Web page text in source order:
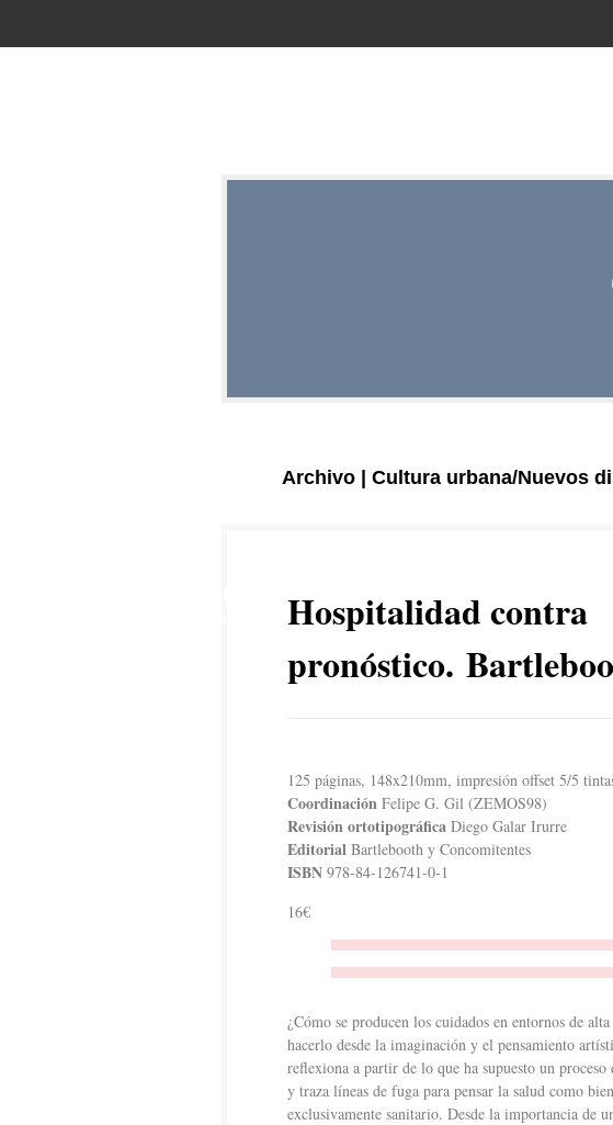
Archivo | Cultura urbana/Nuevos
Hospitalidad contra
pronóstico.
125 páginas, 148x210mm, impresión offset 5/5
Coordinación Felipe G. Gil (ZEMOS98)
Revisión ortotipográfica Diego Galar Irurre
Editorial Bartlebooth y Concomitentes
ISBN 978-84-126741-0-1
16€
¿Cómo se producen los cuidados en entornos de
hacerlo desde la imaginación y el pensamiento
reflexiona a partir de lo que ha supuesto un
y traza líneas de fuga para pensar la salud como
exclusivamente sanitario. Desde la importancia de